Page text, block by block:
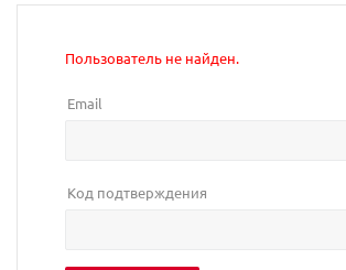
Пользователь не найден.
Email
Код подтверждения